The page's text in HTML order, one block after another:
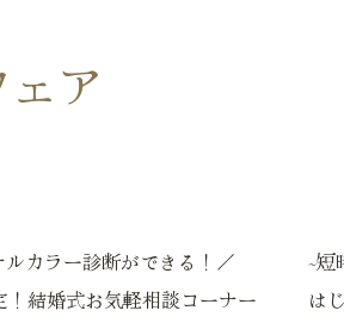
ア
カラー診断ができる！／
！結婚式お気軽相談コーナー
~
は